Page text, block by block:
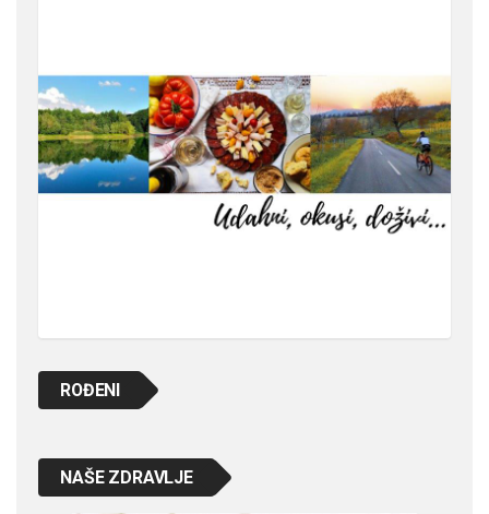
ROĐENI
NAŠE ZDRAVLJE